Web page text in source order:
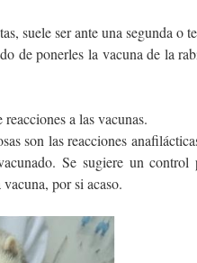
suele ser ante una segunda o
de ponerles la vacuna de la
a las vacunas.
son las reacciones
Se sugiere un
por si acaso.